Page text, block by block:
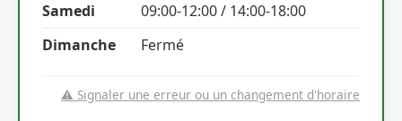
Samedi
09:00-12:00 / 14:00-18:00
Dimanche
Fermé
⚠️ Signaler une erreur ou un changement d'horaire